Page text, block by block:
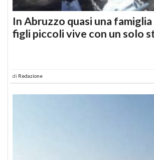
In Abruzzo quasi una
figli piccoli vive con un solo
di Redazione